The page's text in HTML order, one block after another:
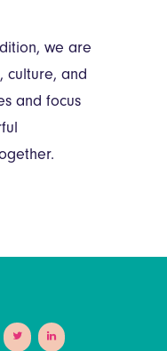
we are
culture, and
and focus